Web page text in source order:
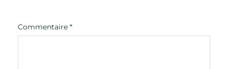
Commentaire *